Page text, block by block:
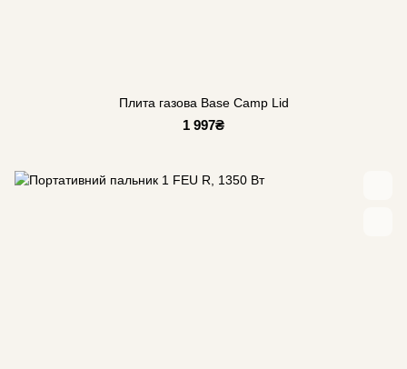
Плита газова Base Camp Lid
1 997₴